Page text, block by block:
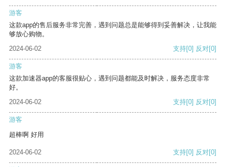
游客
这款app的售后服务非常完善，遇到问题总是能够得到妥善解决，让我能
够放心购物。
2024-06-02
支持[0] 反对[0]
游客
这款加速器app的客服很贴心，遇到问题都能及时解决，服务态度非常
好。
2024-06-02
支持[0] 反对[0]
游客
超棒啊 好用
2024-06-02 支持[0] 反对[0]